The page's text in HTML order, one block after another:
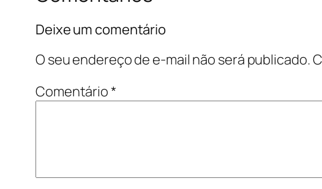
Deixe um comentário
O seu endereço de e-mail não será publicado.
Comentário*